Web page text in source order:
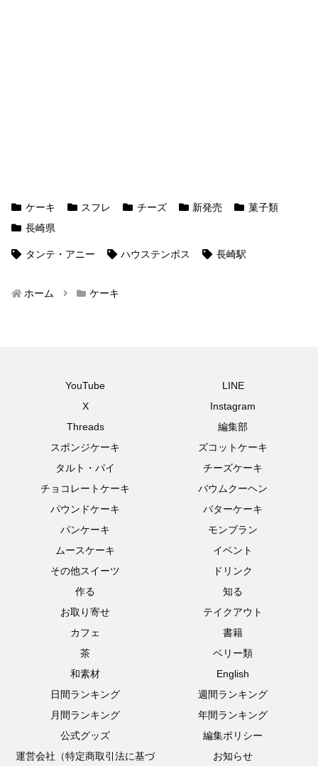
ケーキ スフレ チーズ 新発売
菓子類
長崎県
タンテ・アニー ハウステンボス 長崎駅
ホーム ケーキ
YouTube
LINE
X
Instagram
Threads
編集部
スポンジケーキ
ズコットケーキ
タルト・パイ
チーズケーキ
チョコレートケーキ
バウムクーヘン
パウンドケーキ
バターケーキ
パンケーキ
モンブラン
ムースケーキ
イベント
その他スイーツ
ドリンク
作る
知る
お取り寄せ
テイクアウト
カフェ
書籍
茶
ベリー類
和素材
English
日間ランキング
週間ランキング
月間ランキング
年間ランキング
公式グッズ
編集ポリシー
運営会社（特定商取引法に基づ
お知らせ